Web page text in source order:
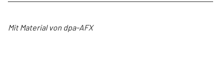
Mit Material von dpa-AFX